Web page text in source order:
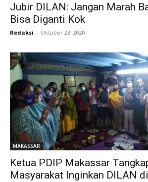
Jubir DILAN: Jangan Marah
Bisa Diganti Kok
Redaksi - Oktober 23, 2020
MAKASSAR
Ketua PDIP Makassar
Masyarakat Inginkan DILAN